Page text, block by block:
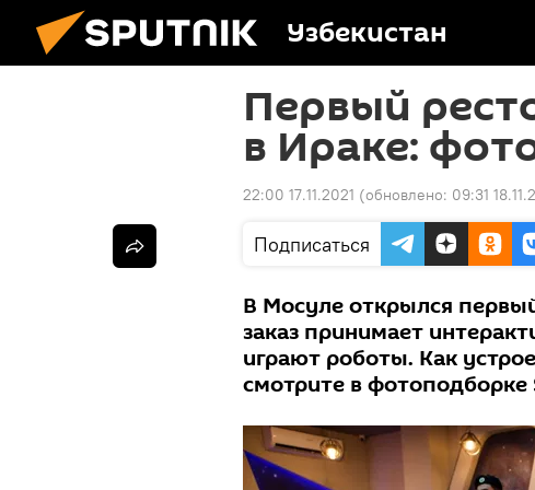
Узбекистан
Первый
в Ираке:
22:00 17.11.2021 (обновлено: 09:31
Подписаться
В Мосуле открылся
заказ принимает
играют роботы. Как
смотрите в фотоподборке